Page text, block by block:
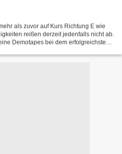
als zuvor auf Kurs Richtung E wie
reißen derzeit jedenfalls nicht ab.
Demotapes bei dem erfolgreichsten